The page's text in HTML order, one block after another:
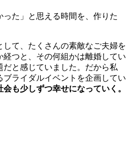
った」と思える時間を、作りた
して、たくさんの素敵なご夫婦を
経つと、その何組かは離婚してい
だと感じていました。だから私
ライダルイベントを企画してい
も少しずつ幸せになっていく。